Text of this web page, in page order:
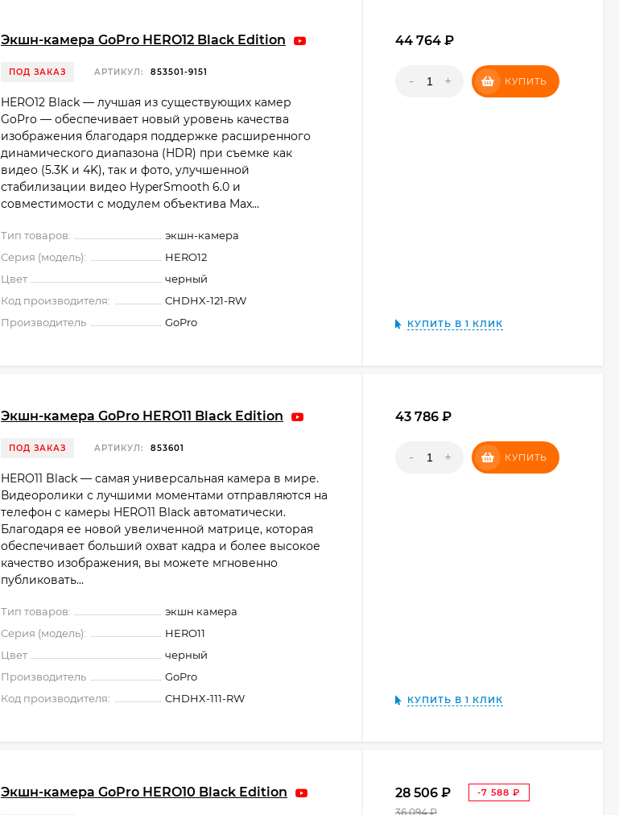
Экшн-камера GoPro HERO12 Black Edition
ПОД ЗАКАЗ АРТИКУЛ: 853501-9151
HERO12 Black — лучшая из существующих камер
GoPro — обеспечивает новый уровень качества
изображения благодаря поддержке расширенного
динамического диапазона (HDR) при съемке как
видео (5.3K и 4K), так и фото, улучшенной
стабилизации видео HyperSmooth 6.0 и
совместимости с модулем объектива Max...
Тип товаров:
экшн-камера
Серия (модель):
HERO12
Цвет
черный
Код производителя:
CHDHX-121-RW
Производитель
GoPro
44 764
- + КУПИТЬ
КУПИТЬ В 1 КЛИК
Экшн-камера GoPro HERO11 Black Edition
ПОД ЗАКАЗ АРТИКУЛ: 853601
HERO11 Black — самая универсальная камера в мире.
Видеоролики с лучшими моментами отправляются на
телефон с камеры HERO11 Black автоматически.
Благодаря ее новой увеличенной матрице, которая
обеспечивает больший охват кадра и более высокое
качество изображения, вы можете мгновенно
публиковать...
Тип товаров:
экшн камера
Серия (модель):
HERO11
Цвет
черный
Производитель
GoPro
Код производителя:
CHDHX-111-RW
43 786
- + КУПИТЬ
КУПИТЬ В 1 КЛИК
Экшн-камера GoPro HERO10 Black Edition 28 506
-7 588
36 094